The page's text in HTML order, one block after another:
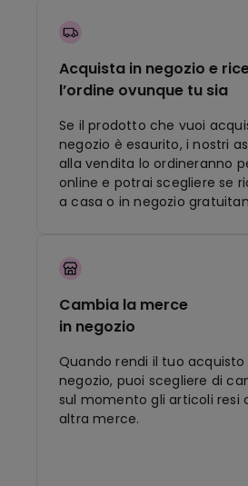
Acquista in negozio e
l’ordine ovunque tu sia
Se il prodotto che vuoi
negozio è esaurito, i nostri
alla vendita lo ordineranno
online e potrai scegliere se
a casa o in negozio
Cambia la merce
in negozio
Quando rendi il tuo acquisto
negozio, puoi scegliere di
sul momento gli articoli resi
altra merce.